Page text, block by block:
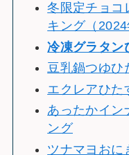
冬限定チョコ
キング（2024
冷凍グラタン
豆乳鍋つゆひ
エクレアひた
あったかイン
ング
ツナマヨおに